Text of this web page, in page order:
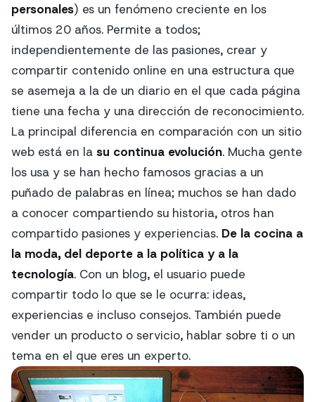
personales) es un fenómeno creciente en los
últimos 20 años. Permite a todos;
independientemente de las pasiones, crear y
compartir contenido online en una estructura que
se asemeja a la de un diario en el que cada página
tiene una fecha y una dirección de reconocimiento.
La principal diferencia en comparación con un sitio
web está en la su continua evolución. Mucha gente
los usa y se han hecho famosos gracias a un
puñado de palabras en línea; muchos se han dado
a conocer compartiendo su historia, otros han
compartido pasiones y experiencias. De la cocina a
la moda, del deporte a la política y a la
tecnología. Con un blog, el usuario puede
compartir todo lo que se le ocurra: ideas,
experiencias e incluso consejos. También puede
vender un producto o servicio, hablar sobre ti o un
tema en el que eres un experto.